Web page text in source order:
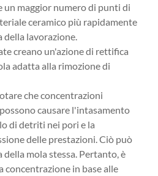
un maggior numero di punti di
ceramico più rapidamente
della lavorazione.
creano un'azione di rettifica
adatta alla rimozione di
che concentrazioni
causare l'intasamento
di detriti nei pori e la
delle prestazioni. Ciò può
mola stessa. Pertanto, è
concentrazione in base alle